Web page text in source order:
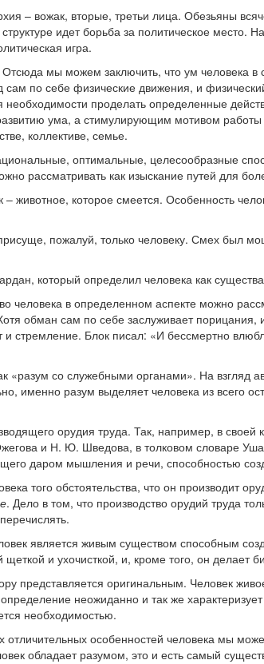
– вожак, вторые, третьи лица. Обезьяны
идет борьба за политическое
игра.
мы можем заключить, что ум человека в
сам по себе физические движения, и
проделать определенные
ума, а стимулирующим мотивом
коллективе, семье.
оптимальные, целесообразные
рассматривать как изыскание путей для
которое смеется. Особенность
пожалуй, только человеку. Смех
который определил человека как
человека в определенном аспекте можно
обман сам по себе заслуживает
стремление. Блок писал: «И бессмертно
со служебными органами». На взгляд
именно разум выделяет человека из всего
орудия труда. Так, например, в
и Н. Ю. Шведова, в толковом словаре
даром мышления и речи, способностью
того обстоятельства, что он производит
. Дело в том, что производство орудий труда
является живым существом способным
и ухочисткой, и, кроме того, он делает
оригинальным. Человек
неожиданно и так же
необходимостью.
отличительных особенностей человека мы
обладает разумом, это и есть самый